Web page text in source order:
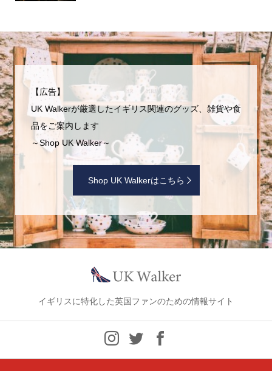
【広告】
UK Walkerが厳選したイギリス関連のグッズ、雑貨や食
品をご案内します
～Shop UK Walker～
Shop UK Walkerはこちら
イギリスに特化した英国ファンのための情報サイト